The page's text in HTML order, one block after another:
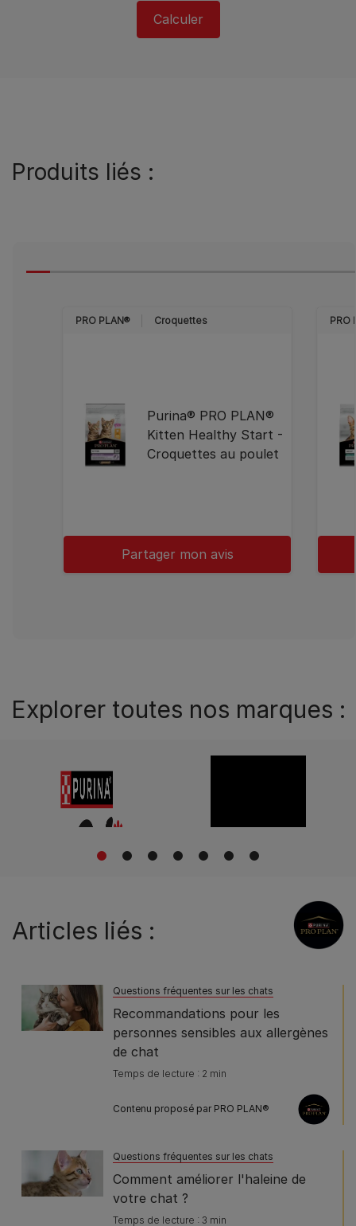
Calculer
Produits liés :
PRO PLAN® Croquettes
Purina® PRO PLAN®
Kitten Healthy Start -
Croquettes au poulet
Partager mon avis
PRO
Explorer toutes nos marques :
1 2 3 4 5 6 7
Articles liés :
Questions fréquentes sur les chats
Recommandations pour les
personnes sensibles aux allergènes
de chat
Temps de lecture : 2 min
Contenu proposé par PRO PLAN®
Questions fréquentes sur les chats
Comment améliorer l'haleine de
votre chat ?
Temps de lecture : 3 min